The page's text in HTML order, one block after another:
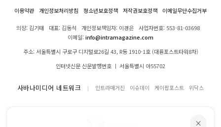
이용약관 개인정보처리방침 청소년보호정책 저작권보호정책 이메일무단수집거부
의장: 김기태 대표: 김동석 개인정보책임자: 이경은
사업자번호: 553-81-03698
이메일:info@intramagazine.com
주소: 서울특별시 구로구 디지털로26길 43, R동 1910-1호 (대륭포스트타워8차)
인터넷신문 신문발행번호 ㅣ 서울특별시 아55702
사바나미디어 네트워크 인트라매거진 이슈데이 케이팝포스트 위닥스
×